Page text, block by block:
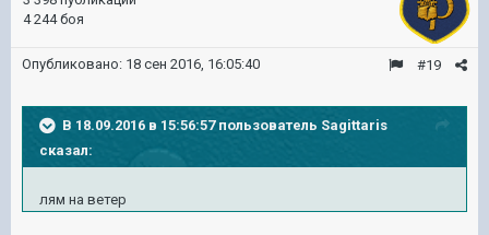
4 244 боя
#19
Опубликовано: 18 сен 2016, 16:05:40
В 18.09.2016 в 15:56:57 пользователь Sagittaris
сказал:
лям на ветер